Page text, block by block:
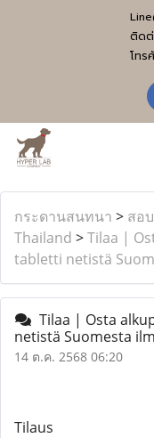
ติด
โท
กระดานสนทนา > สอ
Thailand >Tilaa |
tabletti netistä
Tilaa | Osta
netistä Suomesta
14 ต.ค. 2568 06:20
Tilaus